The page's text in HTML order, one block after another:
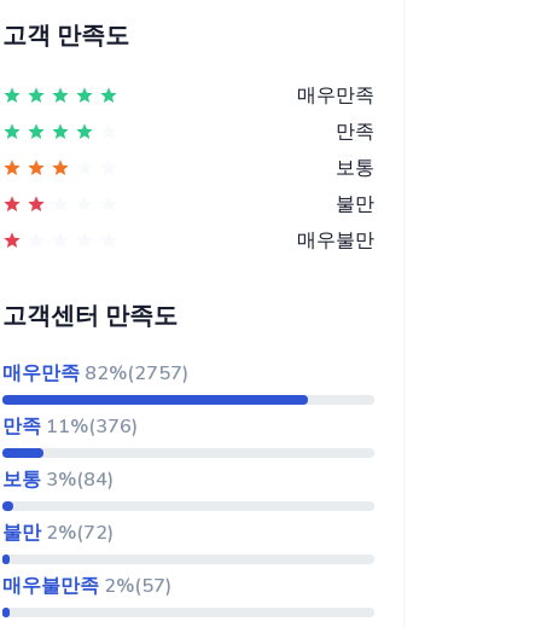
고객 만족도
매우만족
만족
보통
불만
매우불만
고객센터 만족도
매우만족 82%(2757)
만족 11%(376)
보통 3%(84)
불만 2%(72)
매우불만족 2%(57)